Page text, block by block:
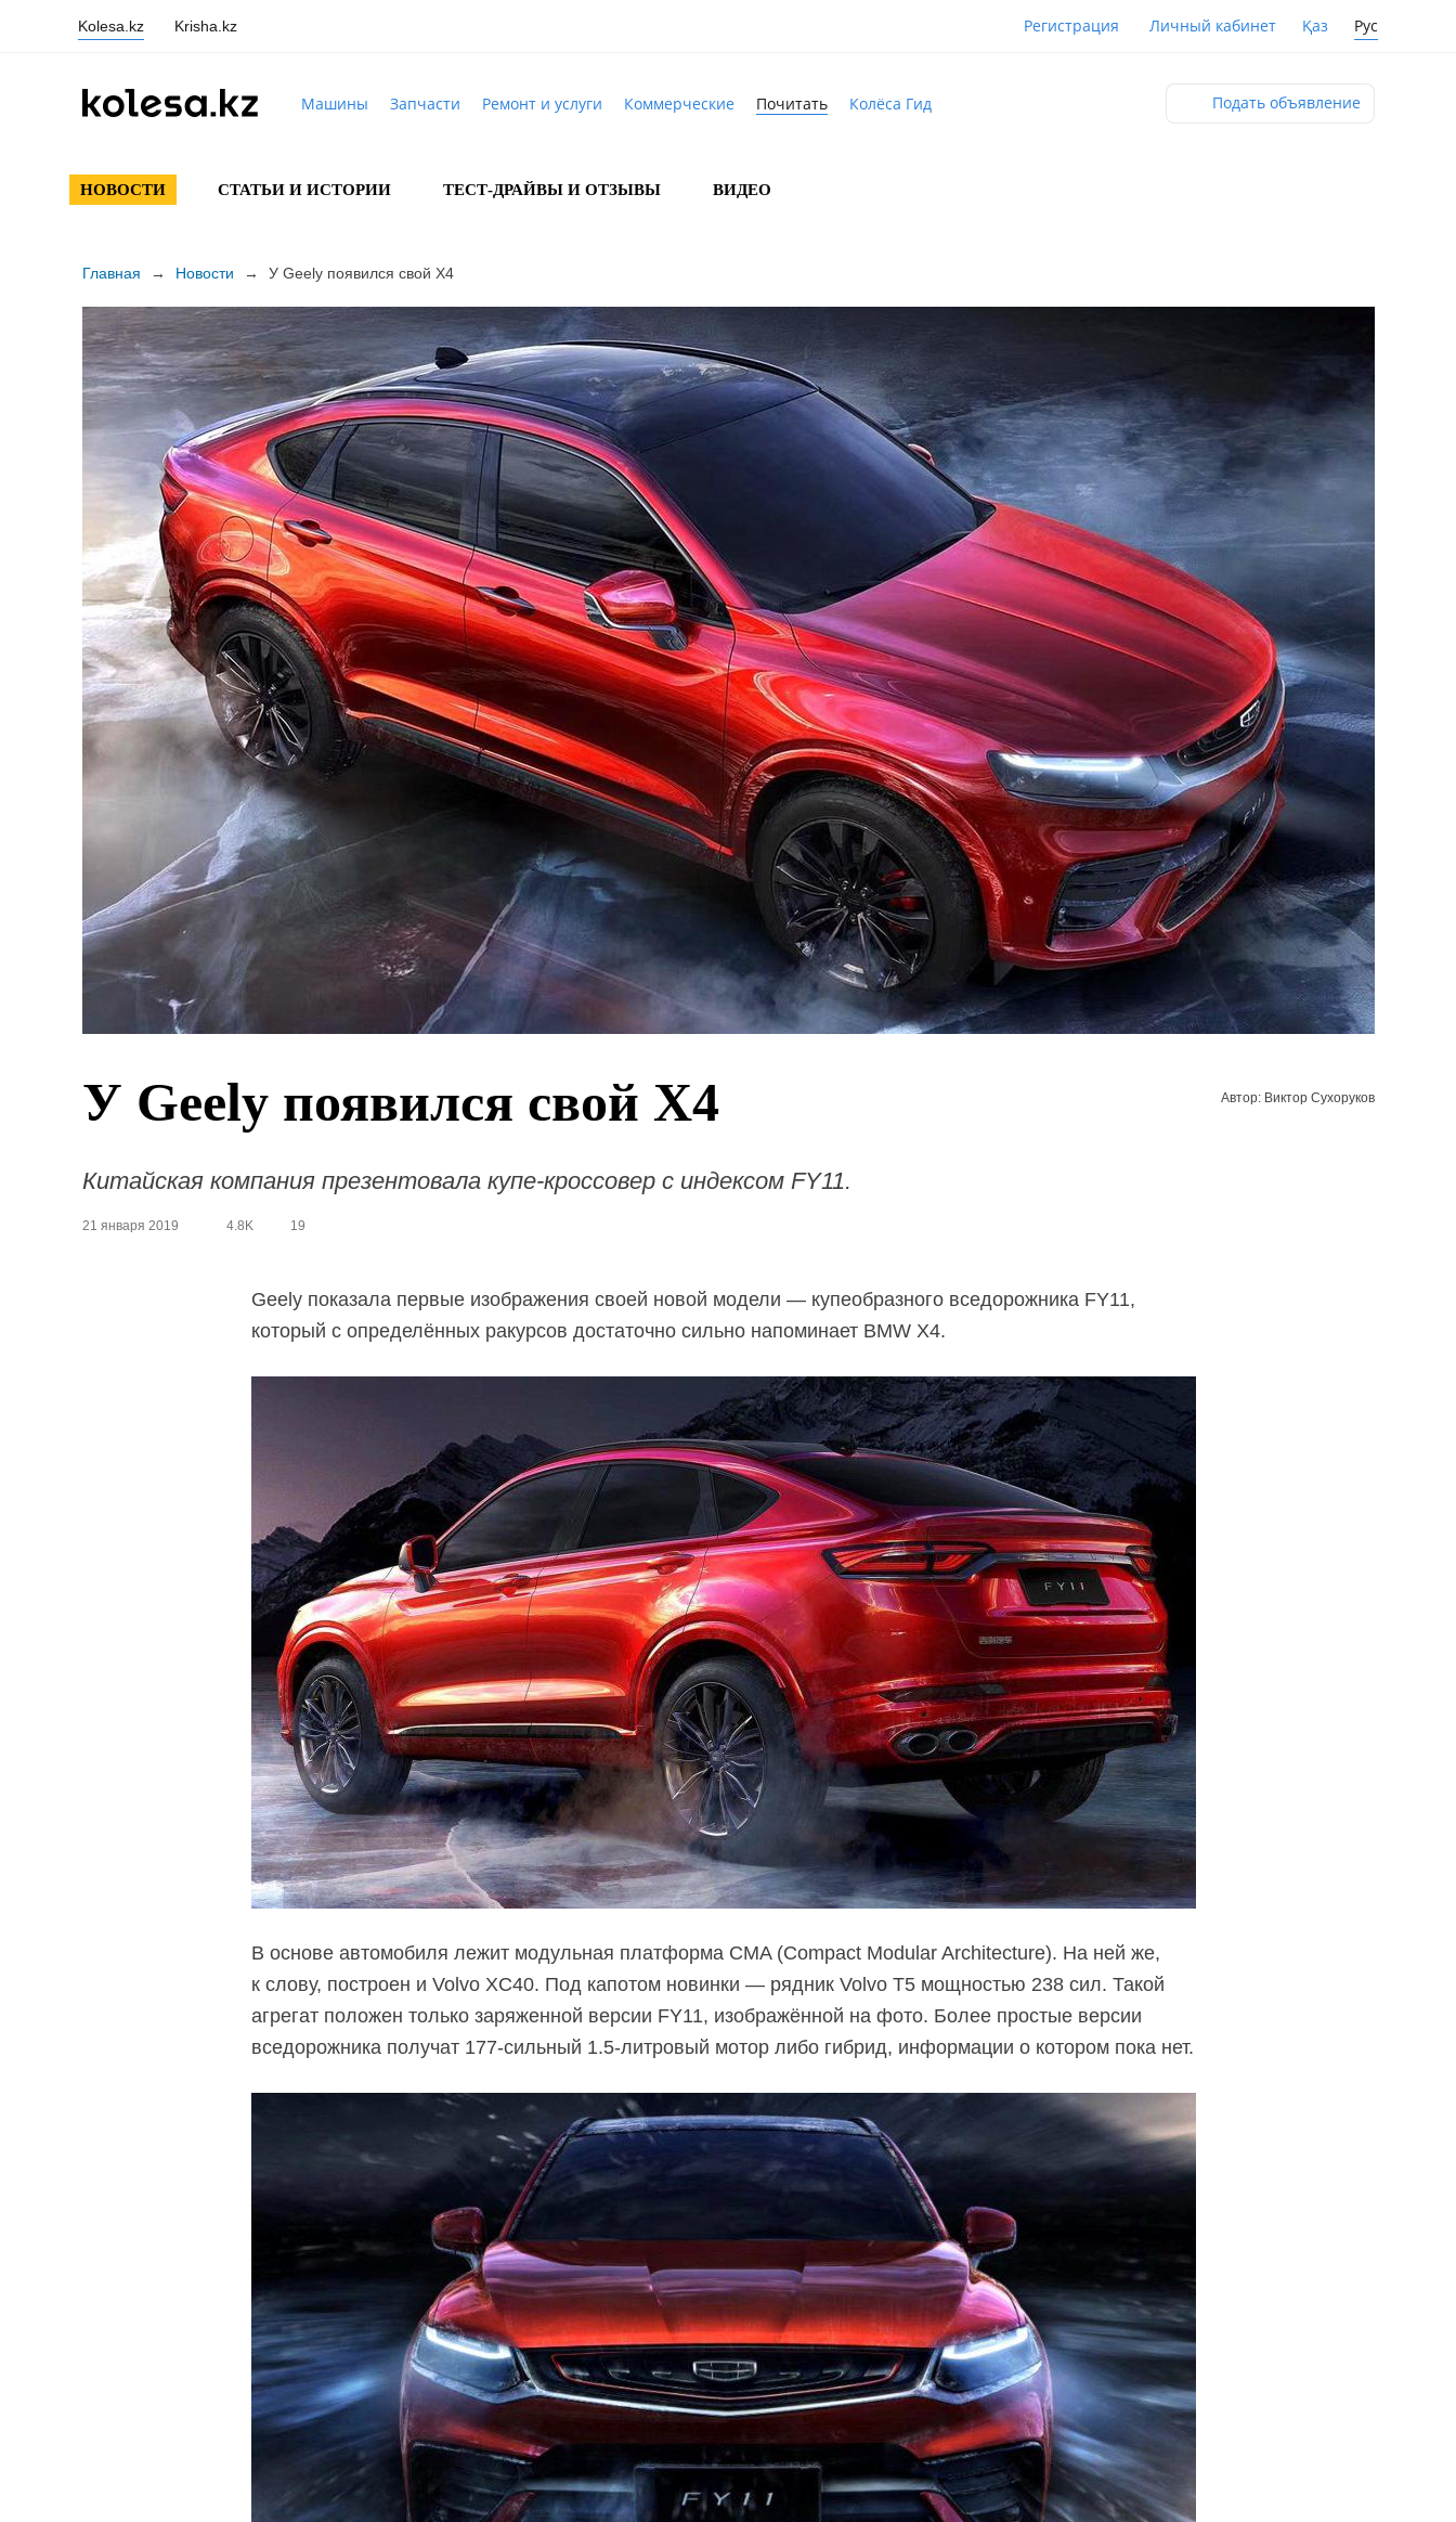
Kolesa.kz Krisha.kz Регистрация Личный кабинет Қаз Рус
Машины Запчасти Ремонт и услуги Коммерческие Почитать Колёса Гид Подать объявление
НОВОСТИ СТАТЬИ И ИСТОРИИ ТЕСТ-ДРАЙВЫ И ОТЗЫВЫ ВИДЕО
Главная → Новости → У Geely появился свой X4
У Geely появился свой X4
Китайская компания презентовала купе-кроссовер с индексом FY11.
21 января 2019 4.8K 19
Автор: Виктор Сухоруков
Geely показала первые изображения своей новой модели — купеобразного вседорожника FY11,
который с определённых ракурсов достаточно сильно напоминает BMW X4.
В основе автомобиля лежит модульная платформа CMA (Compact Modular Architecture). На ней же,
к слову, построен и Volvo XC40. Под капотом новинки — рядник Volvo T5 мощностью 238 сил. Такой
агрегат положен только заряженной версии FY11, изображённой на фото. Более простые версии
вседорожника получат 177-сильный 1.5-литровый мотор либо гибрид, информации о котором пока нет.